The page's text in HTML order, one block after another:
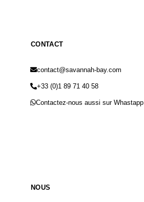
CONTACT
contact@savannah-bay.com
+33 (0)1 89 71 40 58
Contactez-nous aussi sur Whastapp
NOUS